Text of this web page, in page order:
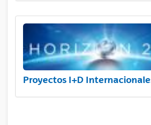
Proyectos I+D